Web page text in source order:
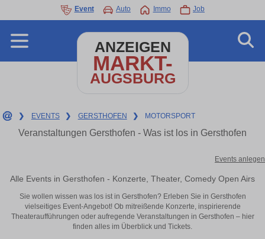
Event Auto Immo Job
ANZEIGEN
MARKT-
AUGSBURG
❯ EVENTS ❯ GERSTHOFEN ❯ MOTORSPORT
Veranstaltungen Gersthofen - Was ist los in Gersthofen
Events anlegen
Alle Events in Gersthofen - Konzerte, Theater, Comedy Open Airs
Sie wollen wissen was los ist in Gersthofen? Erleben Sie in Gersthofen
vielseitiges Event-Angebot! Ob mitreißende Konzerte, inspirierende
Theateraufführungen oder aufregende Veranstaltungen in Gersthofen – hier
finden alles im Überblick und Tickets.